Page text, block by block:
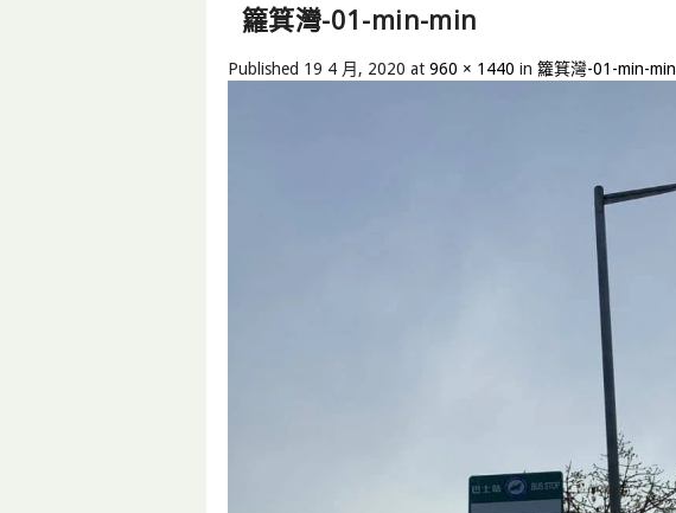
籮箕灣-01-min-min
Published 19 4 月, 2020 at 960 × 1440 in 籮箕灣-01-min-min